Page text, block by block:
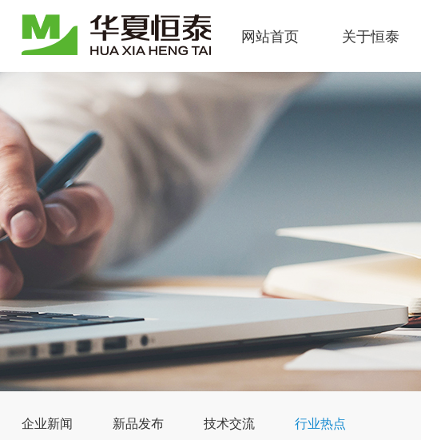
网站首页 关于恒泰
企业新闻 新品发布 技术交流 行业热点